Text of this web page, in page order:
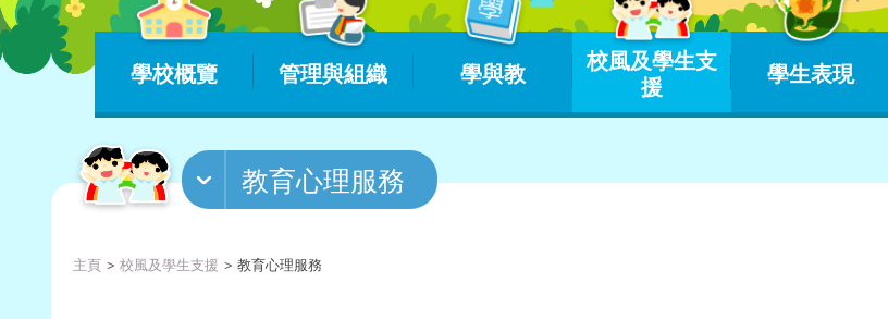
學校概覽 管理與組織 學與教
校風及學生支
援
學生表現
教育心理服務
主頁 校風及學生支援 教育心理服務